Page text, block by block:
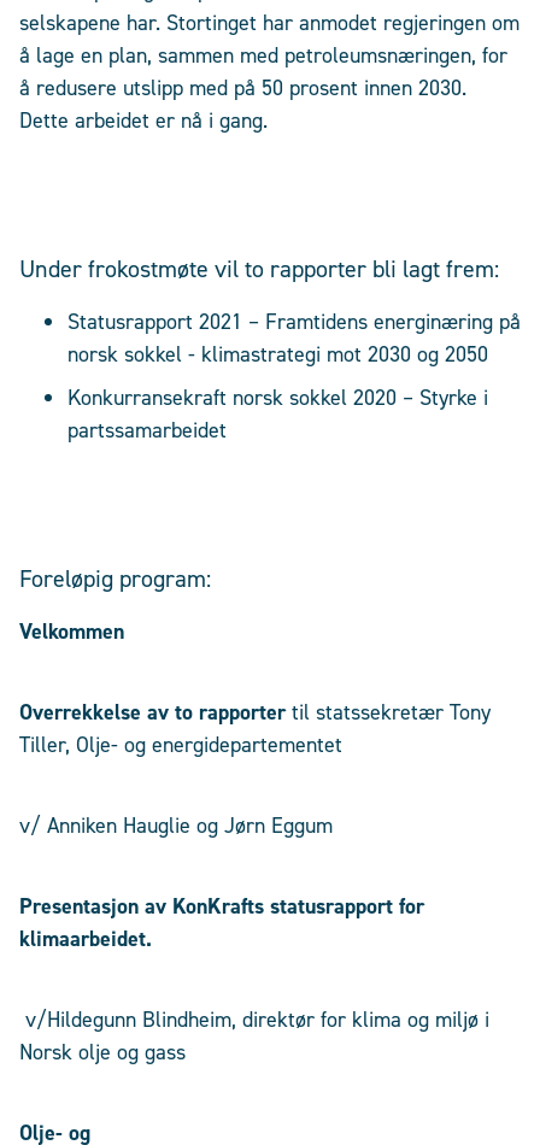
selskapene har. Stortinget har anmodet regjeringen om
å lage en plan, sammen med petroleumsnæringen, for
å redusere utslipp med på 50 prosent innen 2030.
Dette arbeidet er nå i gang.
Under frokostmøte vil to rapporter bli lagt frem:
Statusrapport 2021 – Framtidens energinæring på
norsk sokkel - klimastrategi mot 2030 og 2050
Konkurransekraft norsk sokkel 2020 – Styrke i
partssamarbeidet
Foreløpig program:
Velkommen
Overrekkelse av to rapportertil statssekretær Tony
Tiller, Olje- og energidepartementet
v/ Anniken Hauglie og Jørn Eggum
Presentasjon av KonKrafts statusrapport for
klimaarbeidet.
v/Hildegunn Blindheim, direktør for klima og miljø i
Norsk olje og gass
Olje- og